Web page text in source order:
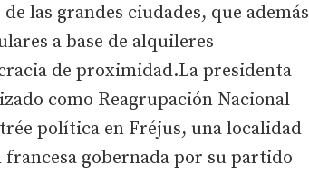
las grandes ciudades, que además
a base de alquileres
de proximidad.La presidenta
como Reagrupación Nacional
política en Fréjus, una localidad
francesa gobernada por su partido